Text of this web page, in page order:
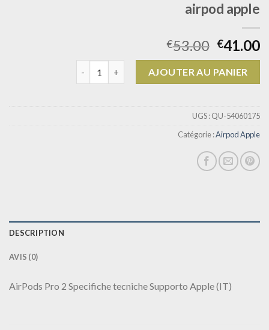
airpod apple
€53.00 €41.00
AJOUTER AU PANIER
UGS :QU-54060175
Catégorie :Airpod Apple
DESCRIPTION
AVIS (0)
AirPods Pro 2 Specifiche tecniche Supporto Apple (IT)